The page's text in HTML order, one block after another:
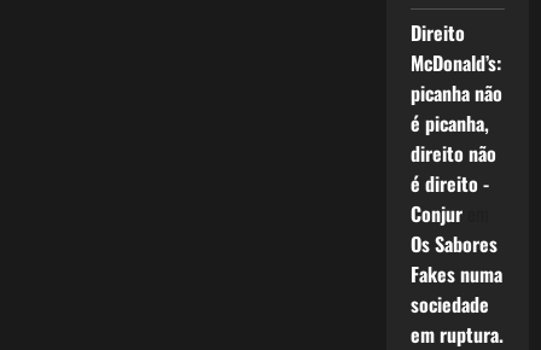
Direito
McDonald’s:
picanha não
é picanha,
direito não
é direito -
Conjurem
Os Sabores
Fakes numa
sociedade
em ruptura.